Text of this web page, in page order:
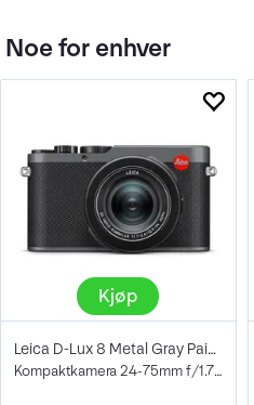
Noe for enhver
Kjøp
Leica D-Lux 8 Metal Gray Paint Finish
Kompaktkamera 24-75mm f/1.7-2.8, 4/3"